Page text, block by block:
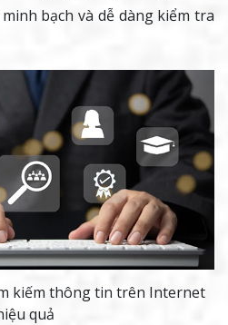
bạch và dễ dàng kiểm tra
kiếm thông tin trên Internet
quả